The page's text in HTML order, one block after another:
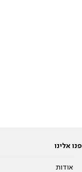
פנו אלינו
אודות